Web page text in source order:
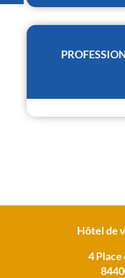
Hôtel de
4 Place